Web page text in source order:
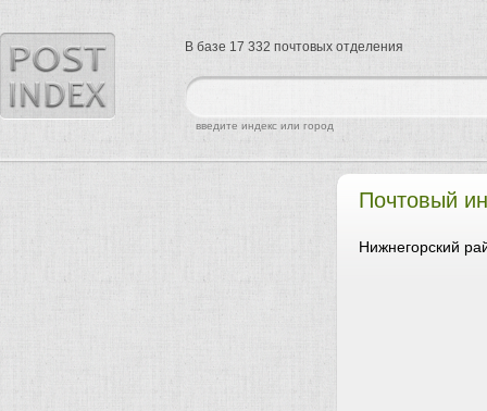
Почтовый
Нижнегорский
найти
введите индекс или город
В базе 17 332 почтовых отделения